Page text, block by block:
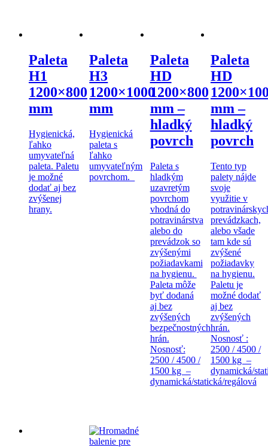
Paleta
H1
1200×800
mm
Hygienická,
ľahko
umyvateľná
paleta. Paletu
je možné
dodať aj bez
zvýšenej
hrany.
Paleta
H3
1200×1000
mm
Hygienická
paleta s
ľahko
umyvateľným
povrchom.
Paleta
HD
1200×800
mm –
hladký
povrch
Paleta s
hladkým
uzavretým
povrchom
vhodná do
potravinárstva
alebo do
prevádzok so
zvýšenými
požiadavkami
na hygienu.
Paleta môže
byť dodaná
aj bez
zvýšených
bezpečnostných
hrán.
Nosnosť:
2500 / 4500 /
1500 kg –
dynamická/statická/regálová
Paleta
HD
mm –
hladký
povrch
Tento typ
palety nájde
svoje
využitie v
prevádzkach,
alebo všade
tam kde sú
zvýšené
požiadavky
na hygienu.
Paletu je
možné dodať
aj bez
zvýšených
hrán.
Nosnosť :
2500 / 4500 /
1500 kg –
dynamická/